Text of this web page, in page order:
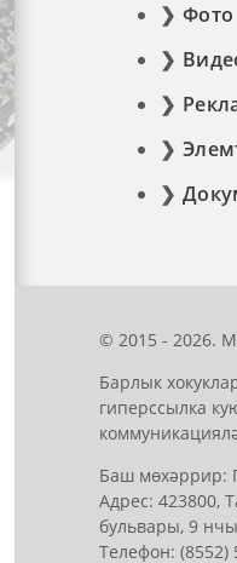
Фото
© 2015 - 2026.
Барлык
гиперссылка
Баш мөхәррир:
Адрес: 423800,
бульвары, 9
Телефон: (8552)